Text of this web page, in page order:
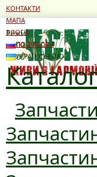
Режим роботи:
10:00 - 19:00
10:00 - 16:00
КОНТАКТИ
МАПА
БЛОГИ
ПО-РУССКИ
УКРАЇНСЬКОЮ